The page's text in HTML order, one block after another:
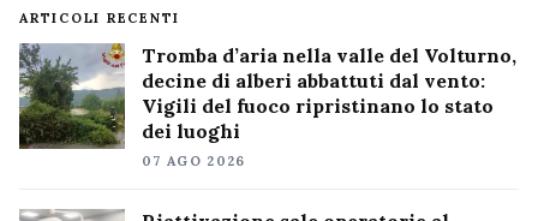
ARTICOLI RECENTI
Tromba d’aria nella valle del Volturno,
decine di alberi abbattuti dal vento:
Vigili del fuoco ripristinano lo stato
dei luoghi
07 AGO 2026